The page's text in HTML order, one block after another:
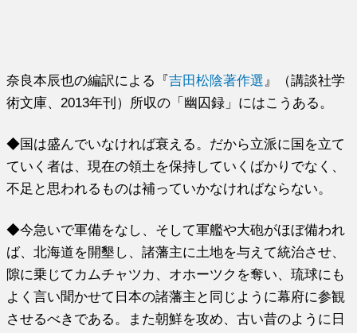
奈良本辰也の編訳による『吉田松陰著作選 』（講談社学
術文庫、2013年刊）所収の「幽囚録」にはこうある。
◆国は盛んでいなければ衰える。だから立派に国を立て
ていく者は、現在の領土を保持していくばかりでなく、
不足と思われるものは補っていかなければならない。
◆今急いで軍備をなし、そして軍艦や大砲がほぼ備われ
ば、北海道を開墾し、諸藩主に土地を与えて統治させ、
隙に乗じてカムチャツカ、オホーツクを奪い、琉球にも
よく言い聞かせて日本の諸藩主と同じように幕府に参観
させるべきである。また朝鮮を攻め、古い昔のように日